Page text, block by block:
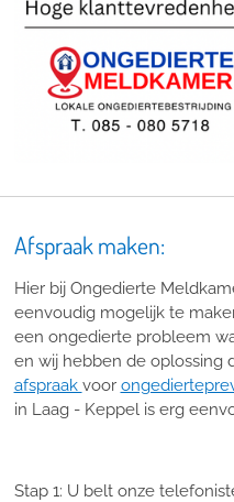
Afspraak maken:
Hier bij Ongedierte
eenvoudig mogelijk te
een ongedierte probleem
en wij hebben de oplossing
afspraak voor
in Laag - Keppel is erg
Stap 1: U belt onze